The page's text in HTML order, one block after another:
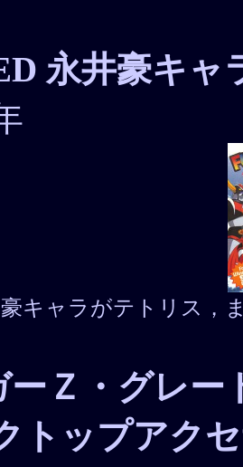
永井豪キャ
豪キャラがテトリス，
ーＺ・グレ
ップアク